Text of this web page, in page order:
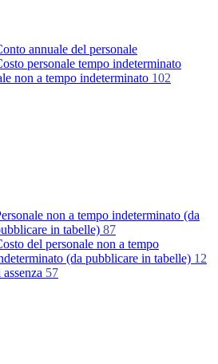
annuale del personale
personale tempo indeterminato
non a tempo indeterminato 102
non a tempo indeterminato (da
in tabelle) 87
del personale non a tempo
(da pubblicare in tabelle) 12
57